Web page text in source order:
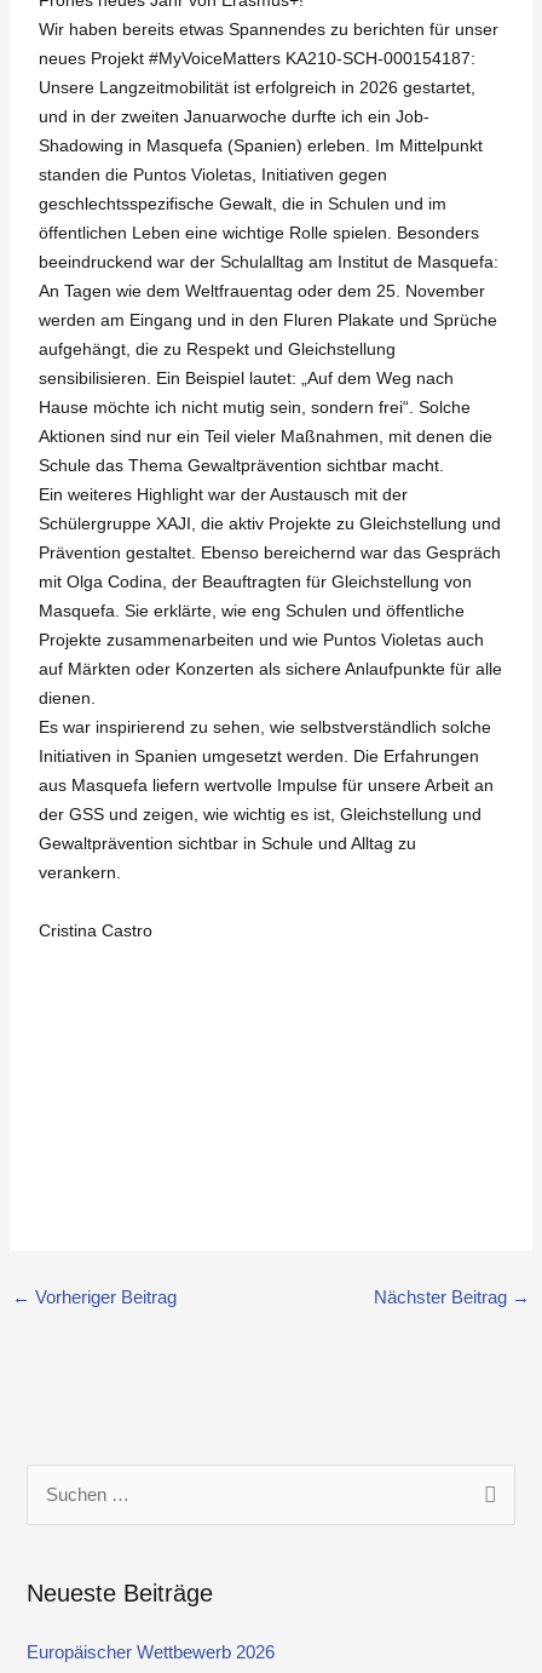
Wir haben bereits etwas Spannendes zu berichten für unser
neues Projekt #MyVoiceMatters KA210-SCH-000154187:
Unsere Langzeitmobilität ist erfolgreich in 2026 gestartet,
und in der zweiten Januarwoche durfte ich ein Job-
Shadowing in Masquefa (Spanien) erleben. Im Mittelpunkt
standen die Puntos Violetas, Initiativen gegen
geschlechtsspezifische Gewalt, die in Schulen und im
öffentlichen Leben eine wichtige Rolle spielen. Besonders
beeindruckend war der Schulalltag am Institut de Masquefa:
An Tagen wie dem Weltfrauentag oder dem 25. November
werden am Eingang und in den Fluren Plakate und Sprüche
aufgehängt, die zu Respekt und Gleichstellung
sensibilisieren. Ein Beispiel lautet: „Auf dem Weg nach
Hause möchte ich nicht mutig sein, sondern frei“. Solche
Aktionen sind nur ein Teil vieler Maßnahmen, mit denen die
Schule das Thema Gewaltprävention sichtbar macht.
Ein weiteres Highlight war der Austausch mit der
Schülergruppe XAJI, die aktiv Projekte zu Gleichstellung und
Prävention gestaltet. Ebenso bereichernd war das Gespräch
mit Olga Codina, der Beauftragten für Gleichstellung von
Masquefa. Sie erklärte, wie eng Schulen und öffentliche
Projekte zusammenarbeiten und wie Puntos Violetas auch
auf Märkten oder Konzerten als sichere Anlaufpunkte für alle
dienen.
Es war inspirierend zu sehen, wie selbstverständlich solche
Initiativen in Spanien umgesetzt werden. Die Erfahrungen
aus Masquefa liefern wertvolle Impulse für unsere Arbeit an
der GSS und zeigen, wie wichtig es ist, Gleichstellung und
Gewaltprävention sichtbar in Schule und Alltag zu
verankern.
Cristina Castro
← Vorheriger Beitrag Nächster Beitrag →
h
e
Neueste Beiträge
Europäischer Wettbewerb 2026